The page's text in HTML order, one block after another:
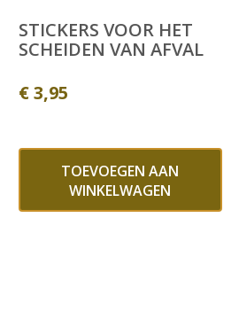
STICKERS VOOR HET
SCHEIDEN VAN AFVAL
€3,95
TOEVOEGEN AAN
WINKELWAGEN